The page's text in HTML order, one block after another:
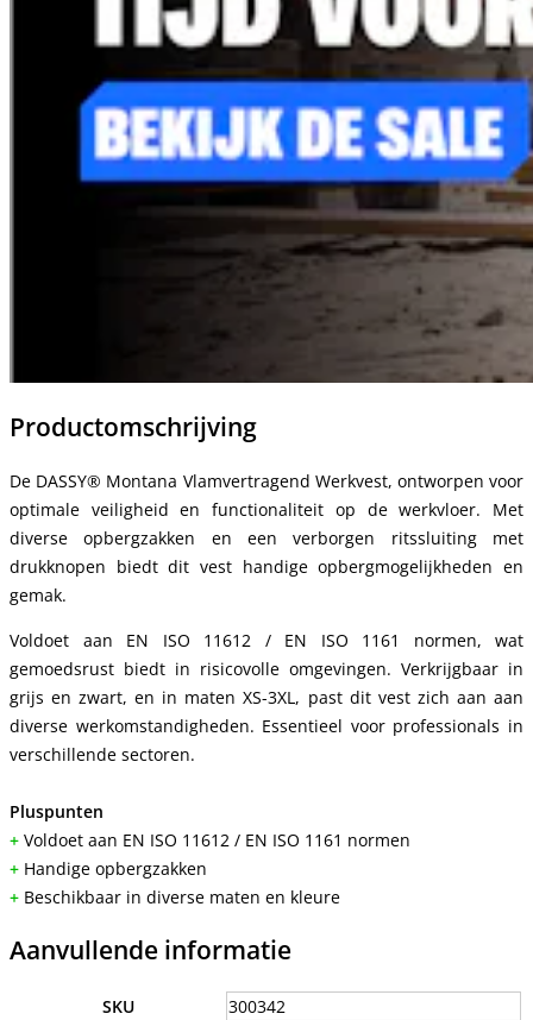
Productomschrijving
De DASSY® Montana Vlamvertragend Werkvest, ontworpen voor
optimale veiligheid en functionaliteit op de werkvloer. Met
diverse opbergzakken en een verborgen ritssluiting met
drukknopen biedt dit vest handige opbergmogelijkheden en
gemak.
Voldoet aan EN ISO 11612 / EN ISO 1161 normen, wat
gemoedsrust biedt in risicovolle omgevingen. Verkrijgbaar in
grijs en zwart, en in maten XS-3XL, past dit vest zich aan aan
diverse werkomstandigheden. Essentieel voor professionals in
verschillende sectoren.
Pluspunten
+ Voldoet aan EN ISO 11612 / EN ISO 1161 normen
+ Handige opbergzakken
+ Beschikbaar in diverse maten en kleure
Aanvullende informatie
SKU
300342